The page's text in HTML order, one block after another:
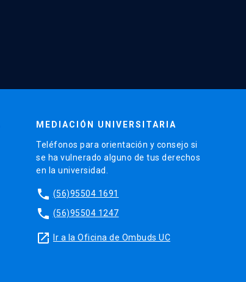
MEDIACIÓN UNIVERSITARIA
Teléfonos para orientación y consejo si
se ha vulnerado alguno de tus derechos
en la universidad.
phone (56)95504 1691
phone (56)95504 1247
launch Ir a la Oficina de Ombuds UC